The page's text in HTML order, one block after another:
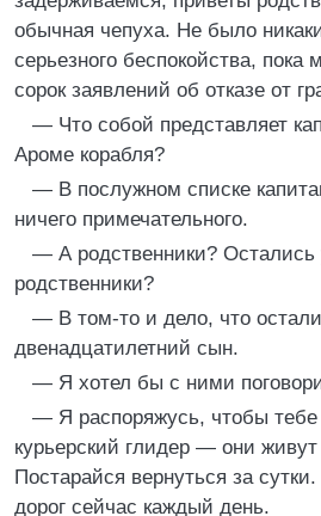
обычная чепуха. Не было
серьезного беспокойства,
сорок заявлений об отказе от
— Что собой представляет
Ароме корабля?
— В послужном списке
ничего примечательного.
— А родственники? Остались
родственники?
— В том-то и дело, что
двенадцатилетний сын.
— Я хотел бы с ними
— Я распоряжусь, чтобы
курьерский глидер — они
Постарайся вернуться за
дорог сейчас каждый день.